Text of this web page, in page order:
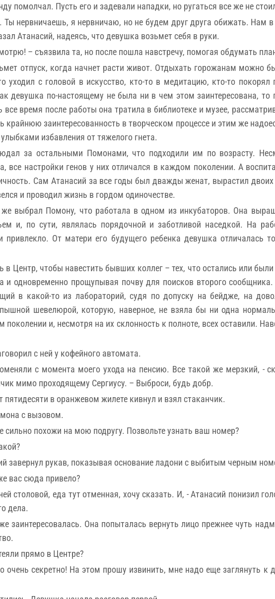
помолчал. Пусть его и задевали нападки, но ругаться все же не
нервничаешь, я нервничаю, но не будем друг друга обижать. Нам
Атанасий, надеясь, что девушка возьмет себя в руки.
– съязвила та, но после пошла навстречу, помогая обдумать
отпуск, когда начнет расти живот. Отдыхать горожанам можно
уходил с головой в искусство, кто-то в медитацию, кто-то
девушка по-настоящему не была ни в чем этом заинтересована, то
все время после работы она тратила в библиотеке и музее,
крайнюю заинтересованность в творческом процессе и этим же
избавления от тяжелого гнета.
за остальными Помонами, что подходили им по возрасту.
все настройки генов у них отличался в каждом поколении. А
Сам Атанасий за все годы был дважды женат, вырастил двоих
и проводил жизнь в гордом одиночестве.
выбрал Помону, что работала в одном из инкубаторов. Она
и, по сути, являлась порядочной и заботливой наседкой. На
привлекло. От матери его будущего ребенка девушка отличалась
в Центр, чтобы навестить бывших коллег – тех, что остались или
и одновременно прощупывая почву для поисков второго
в какой-то из лабораторий, судя по допуску на бейдже, на
шевелюрой, которую, наверное, не взяла бы ни одна
поколении и, несмотря на их склонность к полноте, всех оставили.
с ней у кофейного автомата.
с момента моего ухода на пенсию. Все такой же мерзкий, -
мимо проходящему Сергиусу. – Выброси, будь добр.
в оранжевом жилете кивнул и взял стаканчик.
с вызовом.
сильно похожи на мою подругу. Позвольте узнать ваш номер?
завернул рукав, показывая основание ладони с выбитым черным
вас сюда привело?
столовой, еда тут отменная, хочу сказать. И, - Атанасий понизил
дела.
заинтересовалась. Она попыталась вернуть лицо прежнее чуть
прямо в Центре?
секретно! На этом прошу извинить, мне надо еще заглянуть к